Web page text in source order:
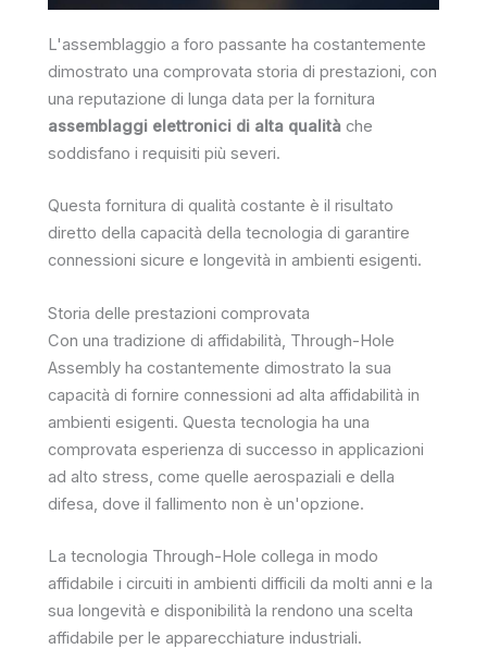
L'assemblaggio a foro passante ha costantemente
dimostrato una comprovata storia di prestazioni, con
una reputazione di lunga data per la fornitura
assemblaggi elettronici di alta qualità che
soddisfano i requisiti più severi.
Questa fornitura di qualità costante è il risultato
diretto della capacità della tecnologia di garantire
connessioni sicure e longevità in ambienti esigenti.
Storia delle prestazioni comprovata
Con una tradizione di affidabilità, Through-Hole
Assembly ha costantemente dimostrato la sua
capacità di fornire connessioni ad alta affidabilità in
ambienti esigenti. Questa tecnologia ha una
comprovata esperienza di successo in applicazioni
ad alto stress, come quelle aerospaziali e della
difesa, dove il fallimento non è un'opzione.
La tecnologia Through-Hole collega in modo
affidabile i circuiti in ambienti difficili da molti anni e la
sua longevità e disponibilità la rendono una scelta
affidabile per le apparecchiature industriali.